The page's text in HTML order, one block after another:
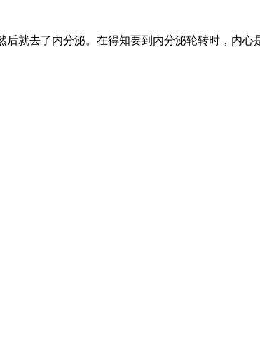
就去了内分泌。在得知要到内分泌轮转时，内心